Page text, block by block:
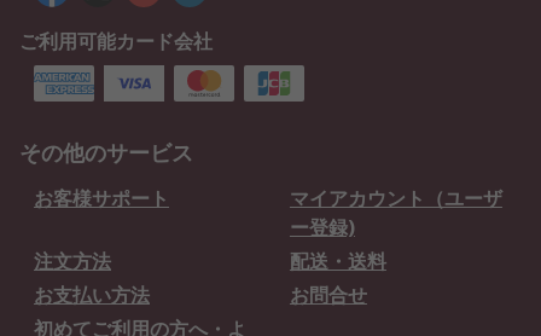
ご利用可能カード会社
その他のサービス
お客様サポート
マイアカウント（ユーザ
ー登録)
注文方法
配送・送料
お支払い方法
お問合せ
初めてご利用の方へ・よ